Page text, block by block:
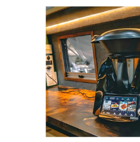
подогрева
подогрева
корпус из
нержавеющей
домашний
аппарат для